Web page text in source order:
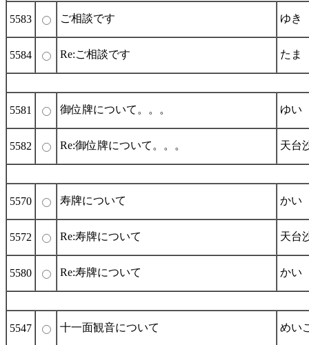
5583 ご相談です ゆき
5584 Re:ご相談です たま
5581 御位牌について。。。 ゆい
5582 Re:御位牌について。。。 天台
5570 寿牌について かい
5572 Re:寿牌について 天台
5580 Re:寿牌について かい
5547 十一面観音について めい